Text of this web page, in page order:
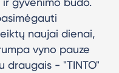
naujai dienai,
vyno pauze
draugais - "TINTO"